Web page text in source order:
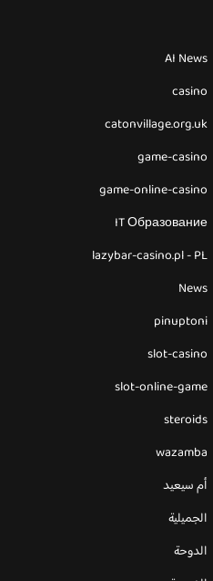
AI News
casino
catonvillage.org.uk
game-casino
game-online-casino
IT Образование
lazybar-casino.pl - PL
News
pinuptoni
slot-casino
slot-online-game
steroids
wazamba
أم سيعيد
الجميلية
الدوحة